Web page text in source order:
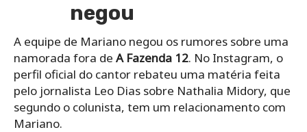
negou
A equipe de Mariano negou os rumores sobre uma
namorada fora de A Fazenda 12. No Instagram, o
perfil oficial do cantor rebateu uma matéria feita
pelo jornalista Leo Dias sobre Nathalia Midory, que
segundo o colunista, tem um relacionamento com
Mariano.